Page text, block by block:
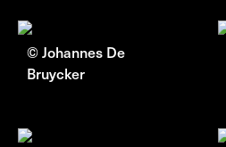
© Johannes De
Bruycker